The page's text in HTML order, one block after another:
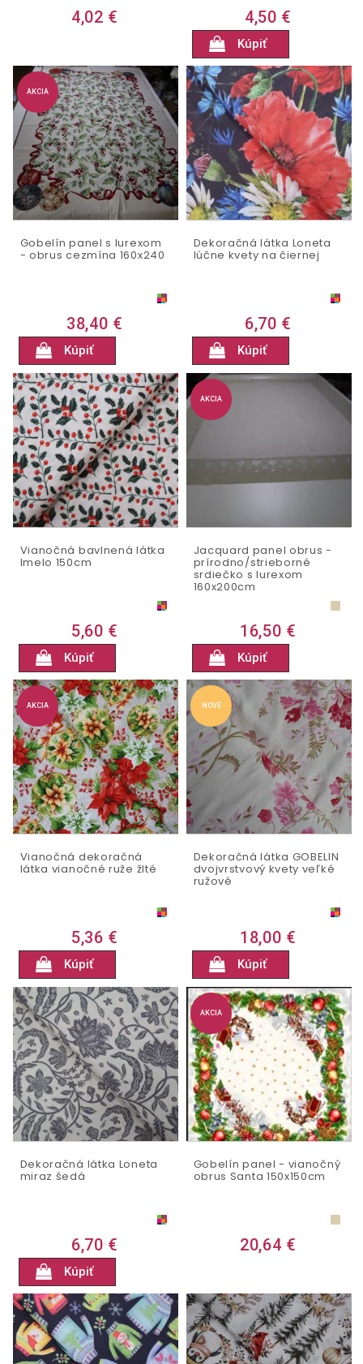
4,02 € 4,50 €
Kúpiť
AKCIA
Gobelín panel s lurexom
- obrus cezmína 160x240
38,40 €
Kúpiť
Dekoračná látka Loneta
lúčne kvety na čiernej
6,70 €
Kúpiť
Vianočná bavlnená látka
Imelo 150cm
5,60 €
Kúpiť
AKCIA
Jacquard panel obrus -
prírodno/strieborné
srdiečko s lurexom
160x200cm
16,50 €
Kúpiť
AKCIA
Vianočná dekoračná
látka vianočné ruže žlté
5,36 €
Kúpiť
NOVÉ
Dekoračná látka GOBELIN
dvojvrstvový kvety veľké
ružové
18,00 €
Kúpiť
Dekoračná látka Loneta
miraz šedá
6,70 €
Kúpiť
AKCIA
Gobelín panel - vianočný
obrus Santa 150x150cm
20,64 €